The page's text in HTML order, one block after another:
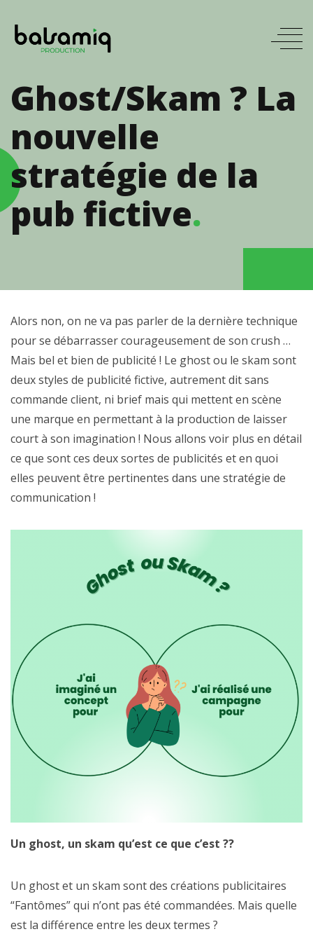
Ghost/Skam ? La
nouvelle
stratégie de la
pub fictive.
Alors non, on ne va pas parler de la dernière technique
pour se débarrasser courageusement de son crush …
Mais bel et bien de publicité ! Le ghost ou le skam sont
deux styles de publicité fictive, autrement dit sans
commande client, ni brief mais qui mettent en scène
une marque en permettant à la production de laisser
court à son imagination ! Nous allons voir plus en détail
ce que sont ces deux sortes de publicités et en quoi
elles peuvent être pertinentes dans une stratégie de
communication !
Un ghost, un skam qu’est ce que c’est ??
Un ghost et un skam sont des créations publicitaires
“Fantômes” qui n’ont pas été commandées. Mais quelle
est la différence entre les deux termes ?